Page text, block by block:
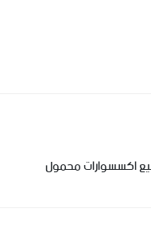
اكسسوارات محمول